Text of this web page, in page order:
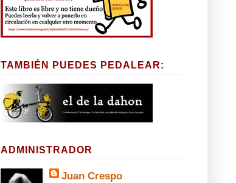
TAMBIÉN PUEDES PEDALEAR:
ADMINISTRADOR
Juan Crespo